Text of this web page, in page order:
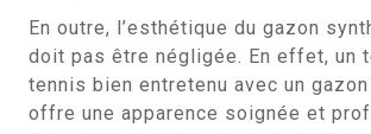
En outre, l’esthétique du gazon
doit pas être négligée. En effet, un
tennis bien entretenu avec un
offre une apparence soignée et